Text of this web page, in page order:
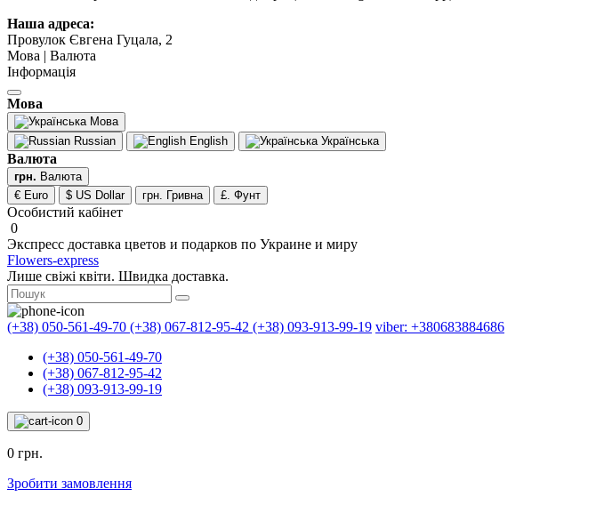
Наша адреса:
Провулок Євгена Гуцала, 2
Мова | Валюта
Інформація
Мова
Мова
Russian
English Українська
Валюта
грн. Валюта
€ Euro
$ US Dollar грн. Гривна £. Фунт
Особистий кабінет
0
Экспресс доставка цветов и подарков по Украине и миру
Flowers-express
Лише свіжі квіти. Швидка доставка.
(+38) 050-561-49-70 (+38) 067-812-95-42 (+38) 093-913-99-19 viber: +380683884686
(+38) 050-561-49-70
(+38) 067-812-95-42
(+38) 093-913-99-19
0
0 грн.
Зробити замовлення